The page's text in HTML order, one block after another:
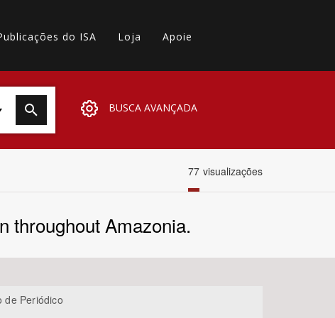
do ISA Loja Apoie
BUSCA AVANÇADA
77 visualizações
throughout Amazonia.
de Periódico